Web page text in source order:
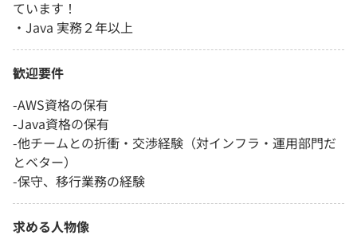
ています！
・Java 実務２年以上
歓迎要件
-AWS資格の保有
-Java資格の保有
-他チームとの折衝・交渉経験（対インフラ・運用部門だ
とベター）
-保守、移行業務の経験
求める人物像